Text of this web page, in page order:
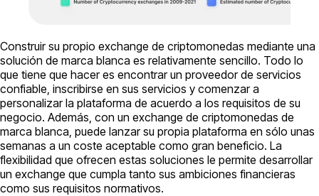
Construir su propio exchange de criptomonedas mediante una
solución de marca blanca es relativamente sencillo. Todo lo
que tiene que hacer es encontrar un proveedor de servicios
confiable, inscribirse en sus servicios y comenzar a
personalizar la plataforma de acuerdo a los requisitos de su
negocio. Además, con un exchange de criptomonedas de
marca blanca, puede lanzar su propia plataforma en sólo unas
semanas a un coste aceptable como gran beneficio. La
flexibilidad que ofrecen estas soluciones le permite desarrollar
un exchange que cumpla tanto sus ambiciones financieras
como sus requisitos normativos.